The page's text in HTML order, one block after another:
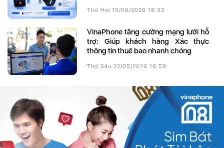
Thứ Hai 15/06/2026 18:32
VinaPhone tăng cường mạng lưới hỗ
trợ: Giúp khách hàng Xác thực
thông tin thuê bao nhanh chóng
Thứ Sáu 22/05/2026 16:59